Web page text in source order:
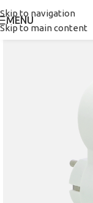
Skip to navigation
Skip to main content
MENU